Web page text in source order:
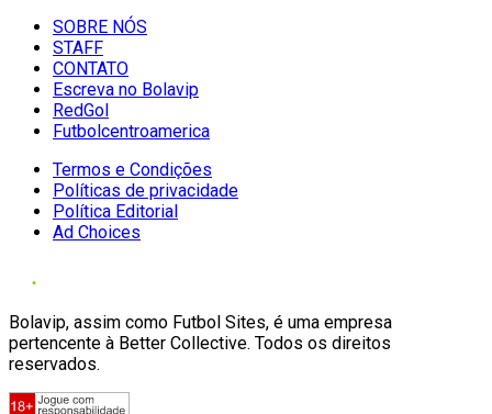
SOBRE NÓS
STAFF
CONTATO
Escreva no Bolavip
RedGol
Futbolcentroamerica
Termos e Condições
Políticas de privacidade
Política Editorial
Ad Choices
Bolavip, assim como Futbol Sites, é uma empresa
pertencente à Better Collective. Todos os direitos
reservados.